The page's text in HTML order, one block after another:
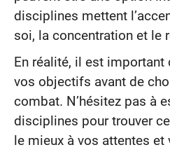
disciplines mettent
soi, la concentration et le
En réalité, il est important
vos objectifs avant de
combat. N’hésitez pas à
disciplines pour trouver
le mieux à vos attentes et